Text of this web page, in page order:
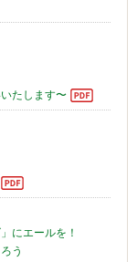
たします〜
にエールを！
う